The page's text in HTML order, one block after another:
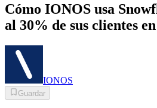
Cómo IONOS usa
al 30% de sus clientes
IONOS
Guardar